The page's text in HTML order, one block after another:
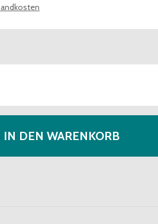
IN DEN WARENKORB